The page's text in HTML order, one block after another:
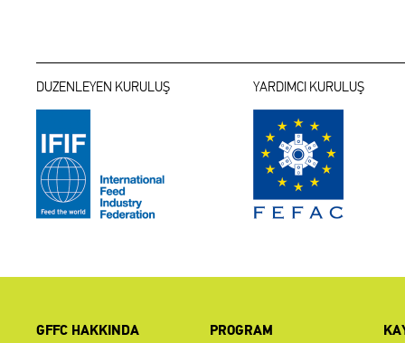
DUZENLEYEN KURULUŞ YARDIMCI KURULUŞ
GFFC HAKKINDA PROGRAM